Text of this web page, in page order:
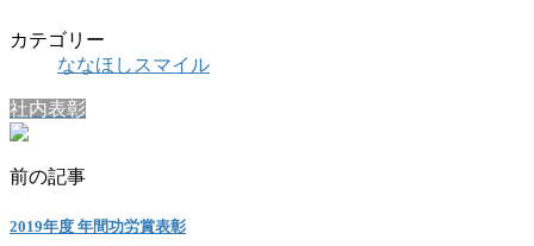
カテゴリー
ななほしスマイル
社内表彰
前の記事
2019年度 年間功労賞表彰